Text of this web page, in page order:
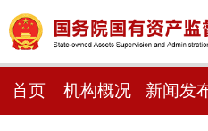
首页 机构概况 新闻发